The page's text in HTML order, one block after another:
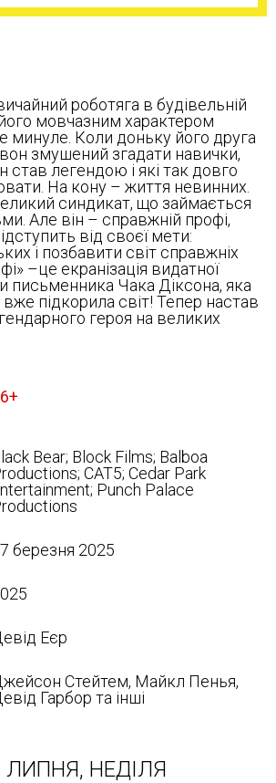
роботяга в будівельній
його мовчазним характером
минуле. Коли доньку його друга
змушений згадати навички,
став легендою і які так довго
На кону – життя невинних.
синдикат, що займається
Але він – справжній профі,
від своєї мети:
і позбавити світ справжніх
–це екранізація видатної
Чака Діксона, яка
вже підкорила світ! Тепер настав
героя на великих
Bear; Block Films; Balboa
CAT5; Cedar Park
Punch Palace
березня 2025
Еєр
Стейтем, Майкл Пенья,
Гарбор та інші
ЛИПНЯ, НЕДІЛЯ